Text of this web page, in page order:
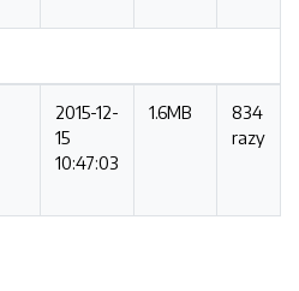
2015-12-
15
10:47:03
1.6MB
834
razy